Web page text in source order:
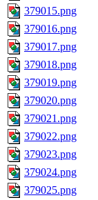
379015.png
379016.png
379017.png
379018.png
379019.png
379020.png
379021.png
379022.png
379023.png
379024.png
379025.png